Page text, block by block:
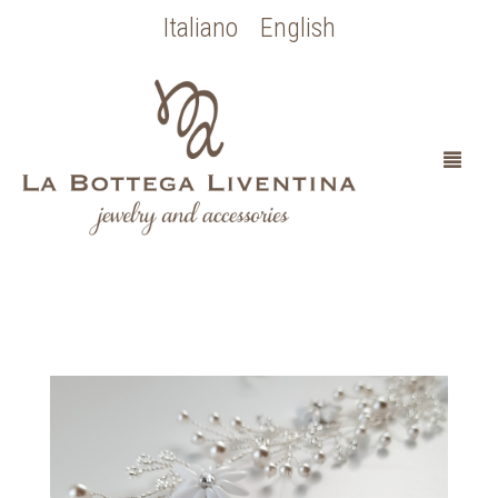
Italiano English
COLLEZIONE BOTTICELLI
OCCASIONI SPECIALI